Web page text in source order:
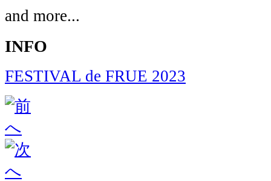
and more...
INFO
FESTIVAL de FRUE 2023